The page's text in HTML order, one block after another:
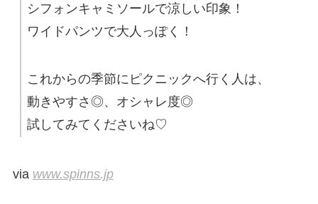
シフォンキャミソールで涼しい印象！
ワイドパンツで大人っぽく！
これからの季節にピクニックへ行く人は、
動きやすさ◎、オシャレ度◎
試してみてくださいね♡
via www.spinns.jp